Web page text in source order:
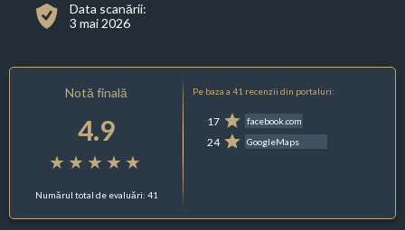
Data scanării:
3 mai 2026
Notă finală
4.9
Numărul total de evaluări: 41
Pe baza a 41 recenzii din portaluri:
17 facebook.com
24 GoogleMaps